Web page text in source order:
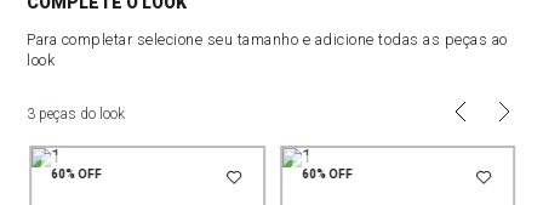
Para completar selecione seu tamanho e adicione todas as peças ao
look
3 peças do look
60%OFF 60%OFF